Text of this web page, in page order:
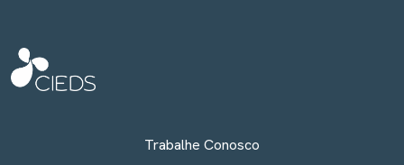
Trabalhe Conosco